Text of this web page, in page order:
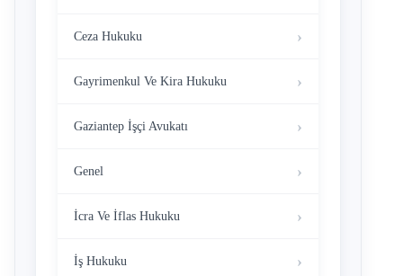
Ceza Hukuku
Gayrimenkul Ve Kira Hukuku
Gaziantep İşçi Avukatı
Genel
İcra Ve İflas Hukuku
İş Hukuku